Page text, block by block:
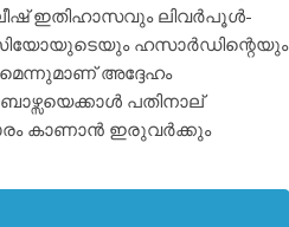
ഇതിഹാസവും ലിവർപൂൾ-
ഹസാർഡിന്റെയും
അദ്ദേഹം
പതിനാല്
കാണാൻ ഇരുവർക്കും